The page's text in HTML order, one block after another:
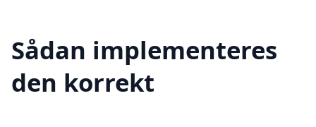
Sådan implementeres
den korrekt